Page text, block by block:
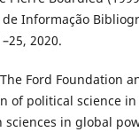
Informação
2020.
Ford Foundation
of political science in
sciences in global